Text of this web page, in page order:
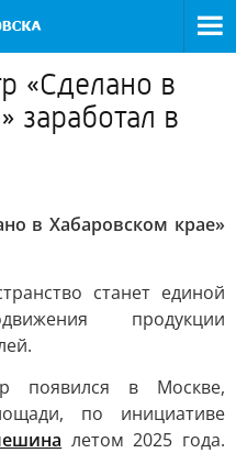
«Сделано в
заработал в
в Хабаровском крае»
станет единой
продукции
появился в Москве,
по инициативе
летом 2025 года.